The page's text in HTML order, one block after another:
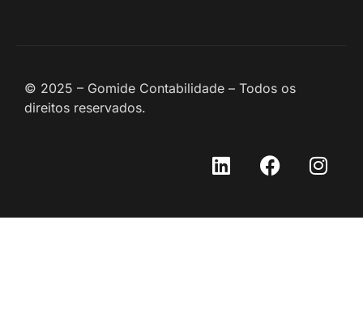
© 2025 – Gomide Contabilidade – Todos os
direitos reservados.